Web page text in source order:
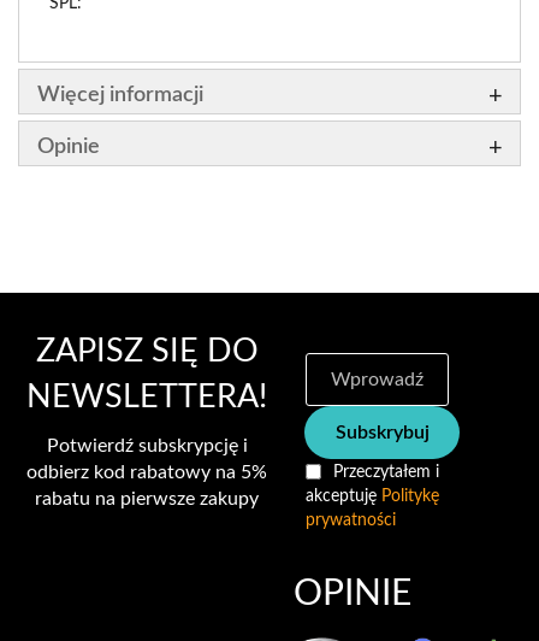
SPL:
Więcej informacji
Opinie
ZAPISZ SIĘ DO
NEWSLETTERA!
Potwierdź subskrypcję i
odbierz kod rabatowy na 5%
rabatu na pierwsze zakupy
b
s
k
r
b
j
n
Subskrybuj
Przeczytałem i
akceptuję Politykę
prywatności
OPINIE